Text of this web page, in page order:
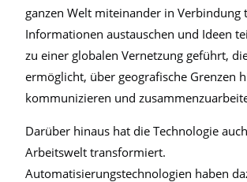
ganzen Welt miteinander in Verbindung
Informationen austauschen und Ideen
zu einer globalen Vernetzung geführt,
ermöglicht, über geografische Grenzen
kommunizieren und
Darüber hinaus hat die Technologie
Arbeitswelt transformiert.
Automatisierungstechnologien haben